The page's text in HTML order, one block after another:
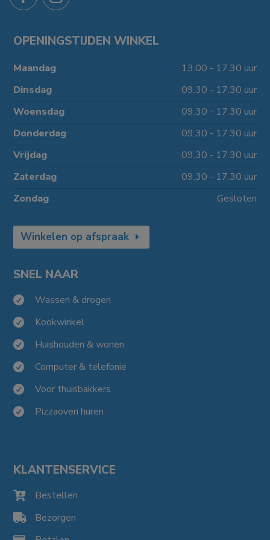
OPENINGSTIJDEN WINKEL
Maandag
13.00 - 17.30 uur
Dinsdag
09.30 - 17.30 uur
Woensdag
09.30 - 17.30 uur
Donderdag
09.30 - 17.30 uur
Vrijdag
09.30 - 17.30 uur
Zaterdag
09.30 - 17.30 uur
Zondag
Gesloten
Winkelen op afspraak
SNEL NAAR
 Wassen & drogen
 Kookwinkel
 Huishouden & wonen
 Computer & telefonie
 Voor thuisbakkers
 Pizzaoven huren
KLANTENSERVICE
 Bestellen
 Bezorgen